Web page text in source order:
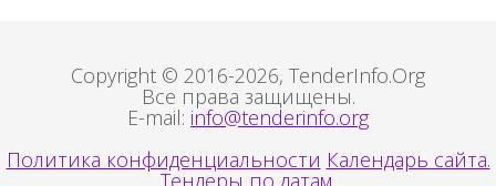
Copyright © 2016-2026, TenderInfo.Org
Все права защищены.
E-mail: info@tenderinfo.org
Политика конфиденциальности Календарь сайта.
Тендеры по датам.